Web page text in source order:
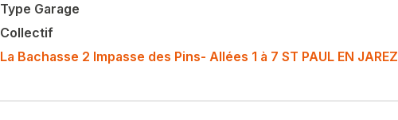
Type Garage
Collectif
La Bachasse 2 Impasse des Pins- Allées 1 à 7 ST PAUL EN JAREZ